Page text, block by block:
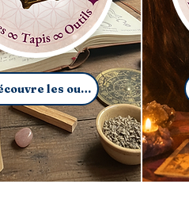
Je découvre les outils